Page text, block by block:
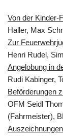
Von der Kinder-
Haller, Max
Zur
Henri Rudel,
Angelobung in
Rudi Kabinger,
Beförderungen
OFM Seidl
(Fahrmeister),